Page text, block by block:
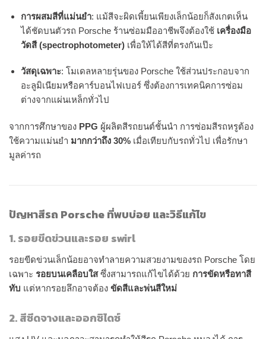
การผสมสีที่แม่นยำ: แม้สีจะผิดเพี้ยนเพียงเล็กน้อยก็สังเกตเห็น
ได้ชัดบนตัวรถ Porsche ร้านซ่อมมืออาชีพจึงต้องใช้ เครื่องมือ
วัดสี (spectrophotometer) เพื่อให้ได้สีที่ตรงกันเป๊ะ
วัสดุเฉพาะ: โมเดลหลายรุ่นของ Porsche ใช้ส่วนประกอบจาก
อะลูมิเนียมหรือคาร์บอนไฟเบอร์ ซึ่งต้องการเทคนิคการซ่อม
ต่างจากแผ่นเหล็กทั่วไป
จากการศึกษาของ PPG ผู้ผลิตสีรถยนต์ชั้นนำ การซ่อมสีรถหรูต้อง
ใช้ความแม่นยำ มากกว่าถึง 30% เมื่อเทียบกับรถทั่วไป เพื่อรักษา
มูลค่ารถ
ปัญหาสีรถ Porsche ที่พบบ่อย และวิธีแก้ไข
1. รอยขีดข่วนและรอย swirl
รอยขีดข่วนเล็กน้อยอาจทำลายความสวยงามของรถ Porsche โดย
เฉพาะ รอยบนเคลือบใสซึ่งสามารถแก้ไขได้ด้วย การขัดหรือทาสี
ทับ แต่หากรอยลึกอาจต้อง ขัดสีและพ่นสีใหม่
2. สีซีดจางและออกซิไดซ์